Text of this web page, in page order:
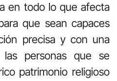
en todo lo que afecta
que sean capaces
precisa y con una
personas que se
patrimonio religioso